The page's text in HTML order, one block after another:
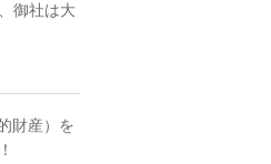
御社は大
財産）を